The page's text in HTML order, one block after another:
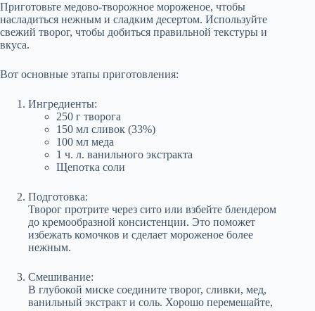
Приготовьте медово-творожное мороженое, чтобы
насладиться нежным и сладким десертом. Используйте
свежий творог, чтобы добиться правильной текстуры и
вкуса.
Вот основные этапы приготовления:
Ингредиенты:
250 г творога
150 мл сливок (33%)
100 мл меда
1 ч. л. ванильного экстракта
Щепотка соли
Подготовка:
Творог протрите через сито или взбейте блендером
до кремообразной консистенции. Это поможет
избежать комочков и сделает мороженое более
нежным.
Смешивание:
В глубокой миске соедините творог, сливки, мед,
ванильный экстракт и соль. Хорошо перемешайте,